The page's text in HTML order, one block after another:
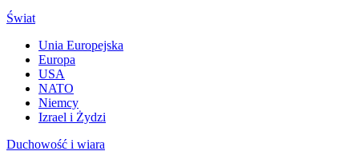
Świat
Unia Europejska
Europa
USA
NATO
Niemcy
Izrael i Żydzi
Duchowość i wiara